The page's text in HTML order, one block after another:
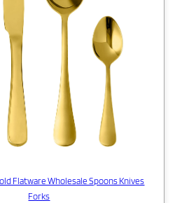
Flatware Wholesale Spoons Knives
Forks